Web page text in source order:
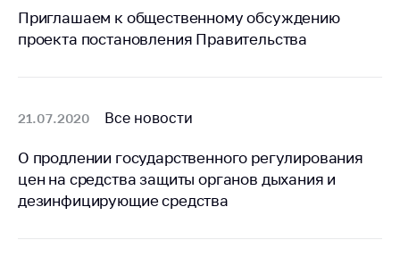
регулирование и
конкуренция
контроль закупок
потребителей
Регулирование
рекламной
Приглашаем к общественному обсуждению
проекта постановления Правительства
21.07.2020 Все новости
О продлении государственного регулирования
цен на средства защиты органов дыхания и
дезинфицирующие средства